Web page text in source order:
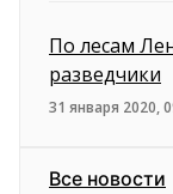
По лесам
разведчики
31 января 2020,
Все новости